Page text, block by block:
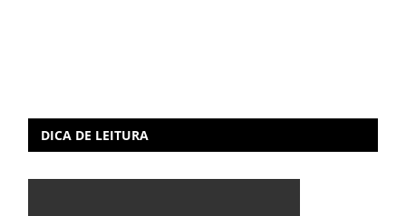
DICA DE LEITURA